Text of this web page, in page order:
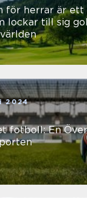
för herrar är ett
lockar till sig
2024
fotboll: En